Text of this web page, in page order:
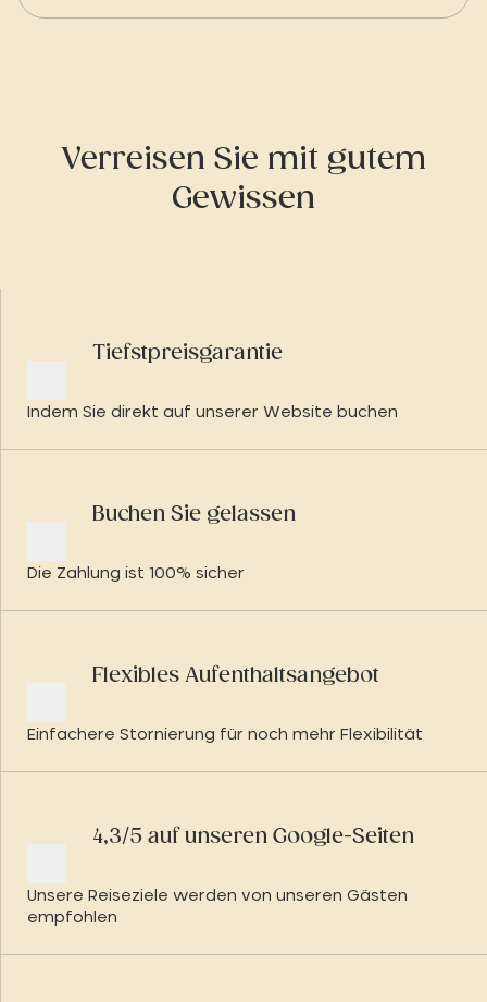
Verreisen Sie mit gutem
Gewissen
Tiefstpreisgarantie
Indem Sie direkt auf unserer Website buchen
Buchen Sie gelassen
Die Zahlung ist 100% sicher
Flexibles Aufenthaltsangebot
Einfachere Stornierung für noch mehr Flexibilität
4,3/5 auf unseren Google-Seiten
Unsere Reiseziele werden von unseren Gästen
empfohlen